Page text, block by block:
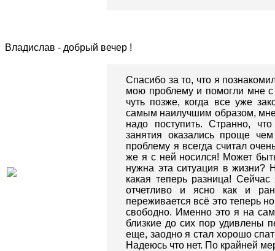
Владислав - добрый вечер !
Спасибо за то, что я
мою проблему и помогли мне с
чуть позже, когда все уже
самым наилучшим образом, мне
надо поступить. Странно,
занятия оказались проще
проблему я всегда считал
же я с ней носился! Может
нужна эта ситуация в жизни?
какая теперь разница!
отчетливо и ясно как и
переживается всё это теперь
свободно. Именно это я на
близкие до сих пор удивлены
еще, заодно я стал хорошо
Надеюсь что нет. По крайней